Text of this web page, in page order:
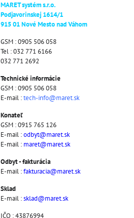
MARET systém s.r.o.
Podjavorinskej 1614/1
915 01 Nové Mesto nad Váhom
GSM : 0905 506 058
Tel : 032 771 6166
032 771 2692
Technické informácie
GSM : 0905 506 058
E-mail :tech-info@maret.sk
Konateľ
GSM : 0915 765 126
E-mail :odbyt@maret.sk
E-mail : maret@maret.sk
Odbyt - fakturácia
E-mail :fakturacia@maret.sk
Sklad
E-mail :sklad@maret.sk
IČO : 43876994